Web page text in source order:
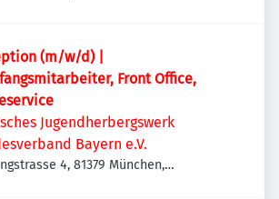
(m/w/d) |
Front Office,
Jugendherbergswerk
Bayern e.V.
4, 81379 München,